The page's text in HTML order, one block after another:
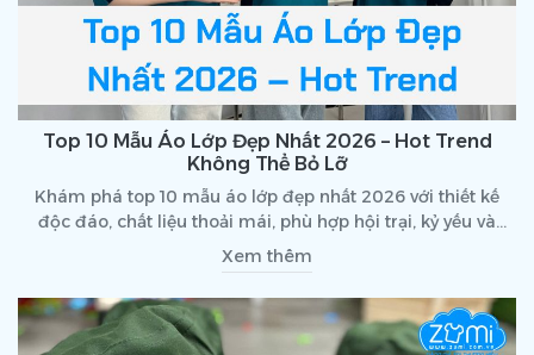
Top 10 Mẫu Áo Lớp Đẹp Nhất 2026 – Hot Trend
Không Thể Bỏ Lỡ
Khám phá top 10 mẫu áo lớp đẹp nhất 2026 với thiết kế
độc đáo, chất liệu thoải mái, phù hợp hội trại, kỷ yếu và
hoạt động tập thể. Xem ngay!
Xem thêm